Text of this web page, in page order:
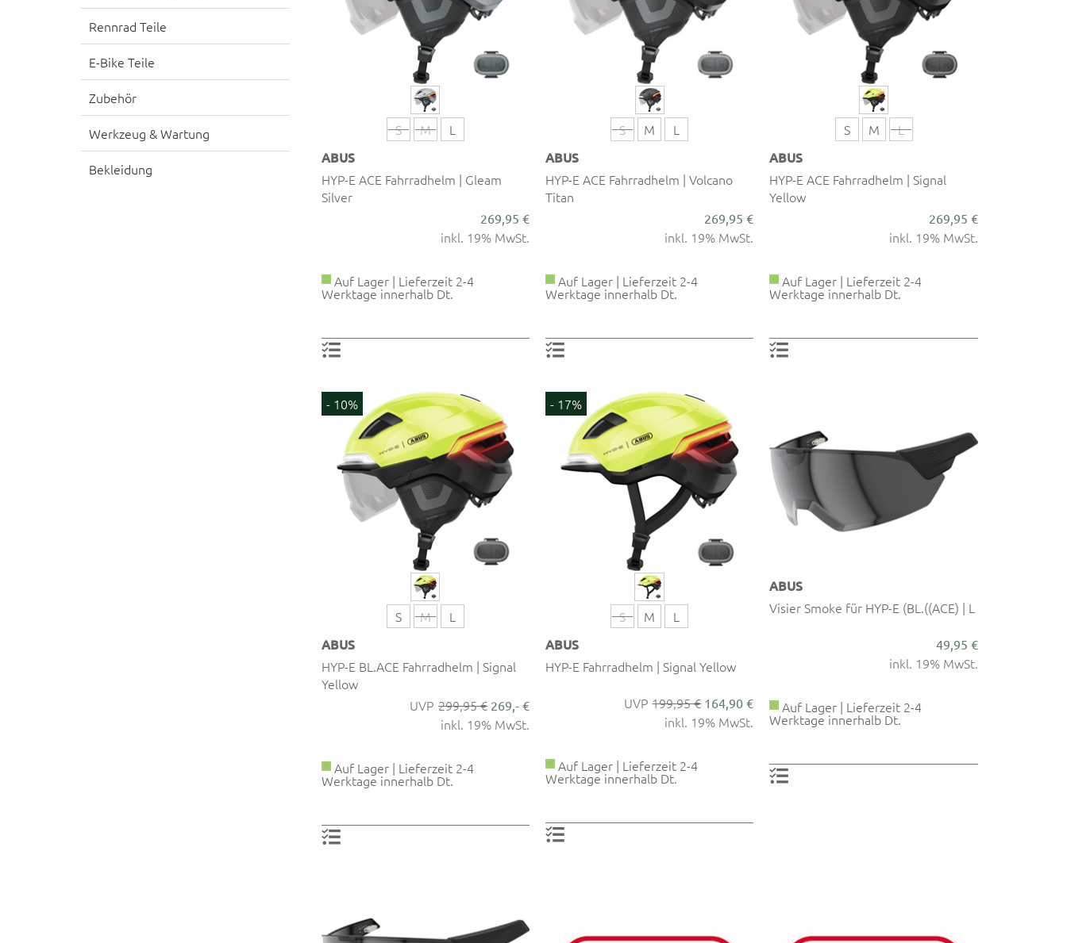
Rennrad Teile
E-Bike Teile
Zubehör
Werkzeug & Wartung
Bekleidung
S M
L
ABUS
HYP-E ACE Fahrradhelm | Gleam
Silver
269,95 €
inkl. 19% MwSt.
Auf Lager | Lieferzeit 2-4
Werktage innerhalb Dt.
S M
L
ABUS
HYP-E ACE Fahrradhelm | Volcano
Titan
269,95 €
inkl. 19% MwSt.
Auf Lager | Lieferzeit 2-4
Werktage innerhalb Dt.
S M
L
ABUS
HYP-E ACE Fahrradhelm | Signal
Yellow
269,95 €
inkl. 19% MwSt.
Auf Lager | Lieferzeit 2-4
Werktage innerhalb Dt.
- 10%
S M
L
ABUS
HYP-E BL.ACE Fahrradhelm | Signal
Yellow
299,95 € 269,- €
inkl. 19% MwSt.
Auf Lager | Lieferzeit 2-4
Werktage innerhalb Dt.
- 17%
S M
L
ABUS
HYP-E Fahrradhelm | Signal Yellow
199,95 € 164,90 €
inkl. 19% MwSt.
Auf Lager | Lieferzeit 2-4
Werktage innerhalb Dt.
ABUS
Visier Smoke für HYP-E (BL.((ACE) | L
49,95 €
inkl. 19% MwSt.
Auf Lager | Lieferzeit 2-4
Werktage innerhalb Dt.